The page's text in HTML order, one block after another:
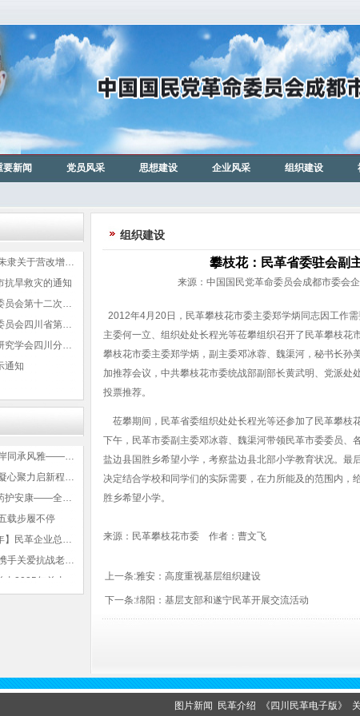
要新闻 党员风采 思想建设 企业风采 组织建设
·快讯:九支部党员朱隶关于营改增信息宣传力度的建议那篇已被省政协采用
抗旱救灾的通知
·中国国民党革命委员会第十二次全国代表大会代表登记表（下载）
·中国国民党革命委员会四川省第十一次代表大会代表登记表（下载）
·民革中央孙中山研究学会四川分会领导机构及成员名单
通知
·穿越百年文脉 两岸同承风雅——民革四川省委会“中山天府大讲堂”第三讲在蓉举办
·表彰先进树标杆 凝心聚力启新程——民革企业总支部参加2025年度先进表彰大会有感
·党建暖银龄，非药护安康——全球健康公益大讲堂温情纪实
载步履不停
·【履职能力建设年】民革企业总支部联合多地民革基层组织发起“夏日送清凉”活动 致敬“乡镇美容师”
·同心十载践初心 携手关爱抗战老兵——民革企业总支部 十年帮扶抗战老兵工作纪实
组织建设
攀枝花：民革省委驻会副
来源：中国国民党革命委员会成都市委会
2012年4月20日，民革攀枝花市委主委郑学炳同志因工作
主委何一立、组织处处长程光等莅攀组织召开了民革攀枝
攀枝花市委主委郑学炳，副主委邓冰蓉、魏渠河，秘书长
加推荐会议，中共攀枝花市委统战部副部长黄武明、党派
投票推荐。
莅攀期间，民革省委组织处处长程光等还参加了民革攀枝
下午，民革市委副主委邓冰蓉、魏渠河带领民革市委委员、
盐边县国胜乡希望小学，考察盐边县北部小学教育状况。最
决定结合学校和同学们的实际需要，在力所能及的范围内，
胜乡希望小学。
来源：民革攀枝花市委 作者：曹文飞
上一条:雅安：高度重视基层组织建设
下一条:绵阳：基层支部和遂宁民革开展交流活动
图片新闻 民革介绍 《四川民革电子版》